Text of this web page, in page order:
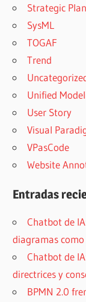
Strategic
SysML
TOGAF
Trend
Unified
User Story
Visual
VPasCode
Website
Entradas
Chatbot de
diagramas como
Chatbot de
directrices y
BPMN 2.0